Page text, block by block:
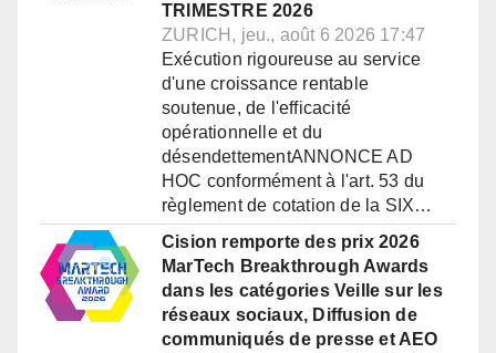
TRIMESTRE 2026
ZURICH, jeu., août 6 2026 17:47
Exécution rigoureuse au service
d'une croissance rentable
soutenue, de l'efficacité
opérationnelle et du
désendettementANNONCE AD
HOC conformément à l'art. 53 du
règlement de cotation de la SIX…
Cision remporte des prix 2026
MarTech Breakthrough Awards
dans les catégories Veille sur les
réseaux sociaux, Diffusion de
communiqués de presse et AEO